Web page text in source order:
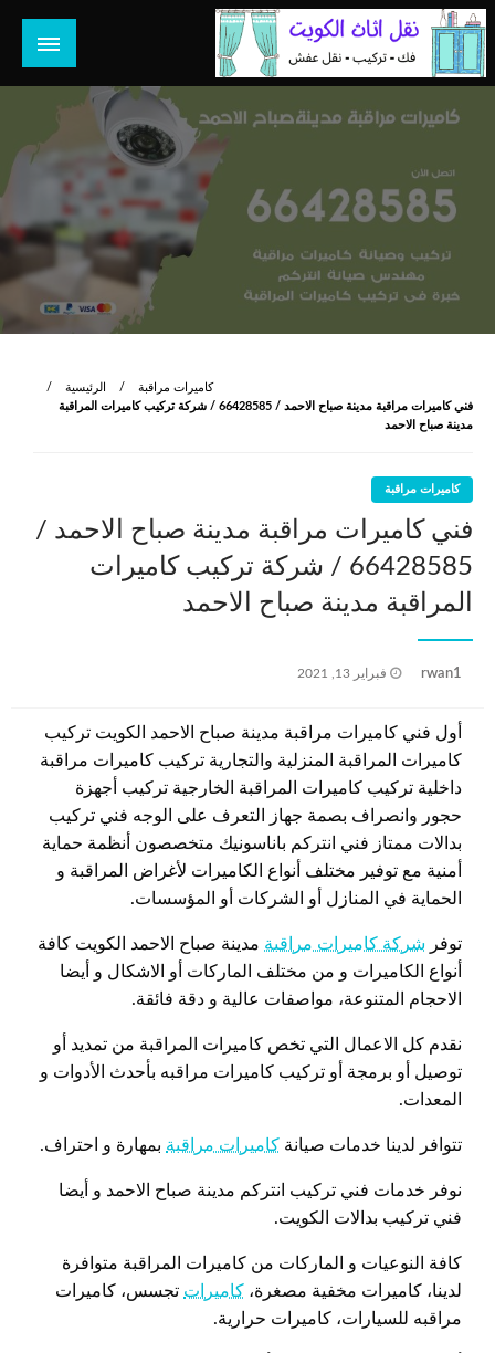
التخطي
إلى
المحتوى
هل تبحث عن أفضل خدمات بالكويت؟ خدمة فك نقل تركيب صيانة
تصليح جميع الخدمات المنزلية في الكويت
الرئيسية
كاميرات مراقبة
فني كاميرات مراقبة مدينة صباح الاحمد / 66428585 / شركة تركيب كاميرات المراقبة
مدينة صباح الاحمد
كاميرات مراقبة
فني كاميرات مراقبة مدينة صباح الاحمد /
66428585 / شركة تركيب كاميرات
المراقبة مدينة صباح الاحمد
rwan1
نُشر
فبراير 13, 2021
أول فني كاميرات مراقبة مدينة صباح الاحمد الكويت تركيب
كاميرات المراقبة المنزلية والتجارية تركيب كاميرات مراقبة
داخلية تركيب كاميرات المراقبة الخارجية تركيب أجهزة
حجور وانصراف بصمة جهاز التعرف على الوجه فني تركيب
بدالات ممتاز فني انتركم باناسونيك متخصصون أنظمة حماية
أمنية مع توفير مختلف أنواع الكاميرات لأغراض المراقبة و
الحماية في المنازل أو الشركات أو المؤسسات.
توفر شركة كاميرات مراقبة مدينة صباح الاحمد الكويت كافة
أنواع الكاميرات و من مختلف الماركات أو الاشكال و أيضا
الاحجام المتنوعة، مواصفات عالية و دقة فائقة.
نقدم كل الاعمال التي تخص كاميرات المراقبة من تمديد أو
توصيل أو برمجة أو تركيب كاميرات مراقبه بأحدث الأدوات و
المعدات.
تتوافر لدينا خدمات صيانة كاميرات مراقبة بمهارة و احتراف.
نوفر خدمات فني تركيب انتركم مدينة صباح الاحمد و أيضا
فني تركيب بدالات الكويت.
كافة النوعيات و الماركات من كاميرات المراقبة متوافرة
لدينا، كاميرات مخفية مصغرة، كاميرات تجسس، كاميرات
مراقبه للسيارات، كاميرات حرارية.